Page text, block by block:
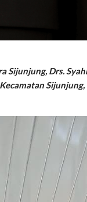
Sijunjung, Drs.